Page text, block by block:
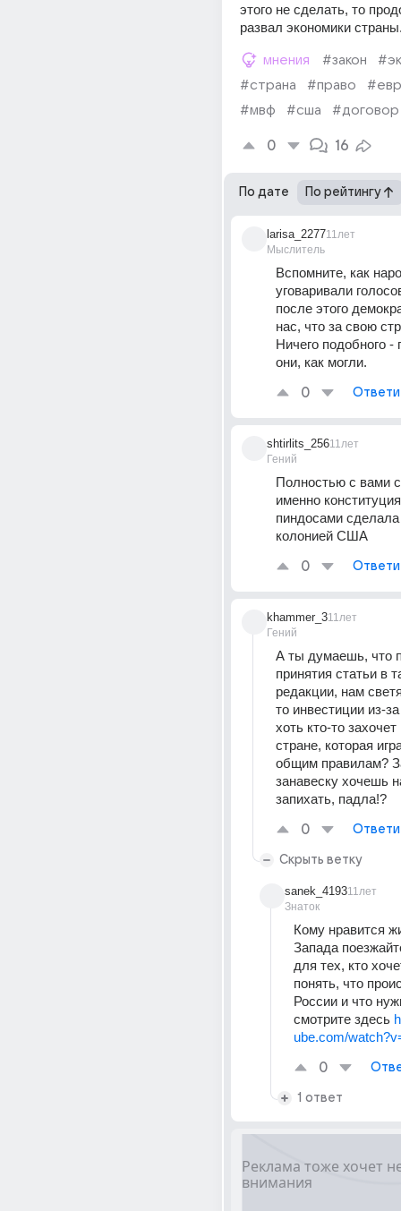
этого не сделать, то
развал экономики
мнения #закон
#страна
#право
#мвф
#сша #договор
0 16
По дате По рейтингу
larisa_2277
Мыслитель
11лет
Вспомните, как
уговаривали
после этого
нас, что за свою
Ничего подобного -
они, как могли.
0
shtirlits_256
Гений
11лет
Полностью с вами
именно
пиндосами
колонией США
0
khammer_3
Гений
11лет
А ты думаешь, что
принятия статьи в
редакции, нам
то инвестиции из-
хоть кто-то
стране, которая
общим правилам?
занавеску хочешь
запихать, падла!?
0
Скрыть ветку
sanek_4193
Знаток
11лет
Кому нравится
Запада
для тех, кто
понять, что
России и что
смотрите здесь
ube.com/
0
1 ответ